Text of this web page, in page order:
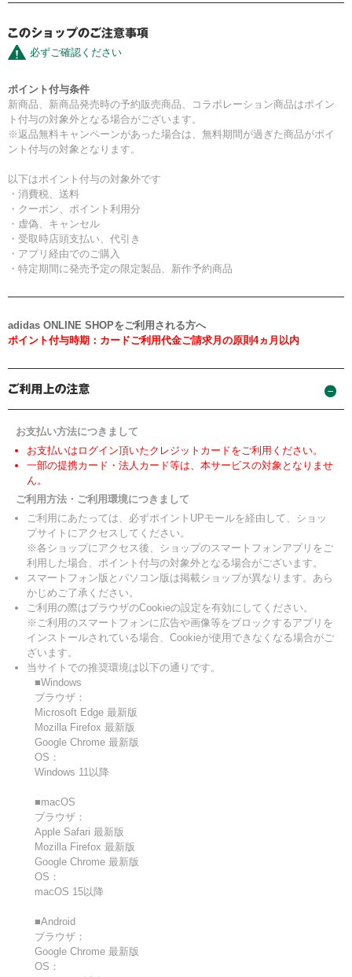
必ずご確認ください
ポイント付与条件
新商品、新商品発売時の予約販売商品、コラボレーション商品はポイン
ト付与の対象外となる場合がございます。
※返品無料キャンペーンがあった場合は、無料期間が過ぎた商品がポイ
ント付与の対象となります。
以下はポイント付与の対象外です
・消費税、送料
・クーポン、ポイント利用分
・虚偽、キャンセル
・受取時店頭支払い、代引き
・アプリ経由でのご購入
・特定期間に発売予定の限定製品、新作予約商品
adidas ONLINE SHOPをご利用される方へ
ポイント付与時期：カードご利用代金ご請求月の原則4ヵ月以内
お支払い方法につきまして
お支払いはログイン頂いたクレジットカードをご利用ください。
一部の提携カード・法人カード等は、本サービスの対象となりませ
ん。
ご利用方法・ご利用環境につきまして
ご利用にあたっては、必ずポイントUPモールを経由して、ショッ
プサイトにアクセスしてください。
※各ショップにアクセス後、ショップのスマートフォンアプリをご
利用した場合、ポイント付与の対象外となる場合がございます。
スマートフォン版とパソコン版は掲載ショップが異なります。あら
かじめご了承ください。
ご利用の際はブラウザのCookieの設定を有効にしてください。
※ご利用のスマートフォンに広告や画像等をブロックするアプリを
インストールされている場合、Cookieが使用できなくなる場合がご
ざいます。
当サイトでの推奨環境は以下の通りです。
■Windows
ブラウザ：
Microsoft Edge 最新版
Mozilla Firefox 最新版
Google Chrome 最新版
OS：
Windows 11以降
■macOS
ブラウザ：
Apple Safari 最新版
Mozilla Firefox 最新版
Google Chrome 最新版
OS：
macOS 15以降
■Android
ブラウザ：
Google Chrome 最新版
OS：